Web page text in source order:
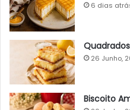
6 dias
26 Junho,
Biscoito